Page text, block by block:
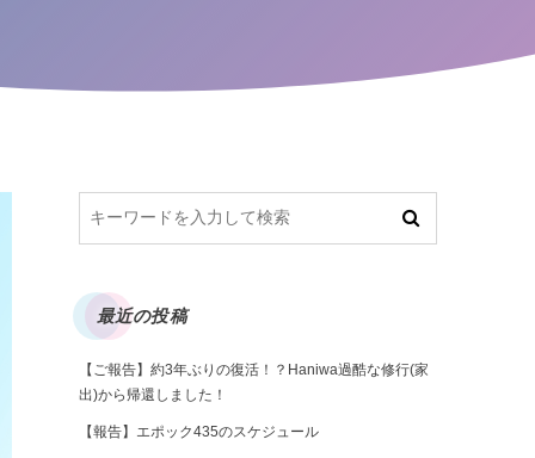
最近の投稿
【ご報告】約3年ぶりの復活！？Haniwa過酷な修行(家
出)から帰還しました！
【報告】エポック435のスケジュール